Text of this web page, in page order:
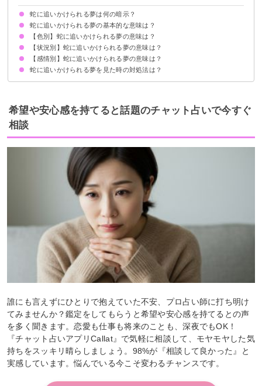
蛇に追いかけられる夢は何の暗示？
蛇に追いかけられる夢の基本的な意味は？
人間関係のトラブルを暗示
色/状況/感情で意味が決まる
【色別】蛇に追いかけられる夢の意味は？
黒い蛇に追いかけられる夢【凶夢】
白蛇に追いかけられる夢【警告夢】
黄色い蛇に追いかけられる夢【警告夢】
青い蛇に追いかけられる夢【警告夢】
ピンク色の蛇に追いかけられる夢【警告夢】
赤い蛇に追いかけられる夢【警告夢】
灰色の蛇に追いかけられる夢【警告夢】
金色の蛇に追いかけられる夢【警告夢】
【状況別】蛇に追いかけられる夢の意味は？
蛇に追いかけられて逃げる夢【警告夢】
蛇に追いかけられて逃げ切れた夢【吉夢】
蛇に追いかけられて戦う夢【願望夢】
蛇に追いかけられて噛みつかれた夢【警告夢】
蛇に追いかけられて殺す夢【吉夢】
蛇に追いかけられて食べられる夢【警告夢】
蛇に追いかけられて巻きつかれた夢【凶夢】
【感情別】蛇に追いかけられる夢の意味は？
蛇に追いかけられて怖い夢【警告夢】
蛇に追いかけられて驚いた夢【警告夢】
蛇に追いかけられて気持ち悪い夢【警告夢】
蛇に追いかけられる夢を見た時の対処法は？
周囲の人とのコミュニケーションに注意を払う
警告夢や凶夢の内容を人に話す
希望や安心感を持てると話題のチャット占いで今すぐ
相談
誰にも言えずにひとりで抱えていた不安、プロ占い師に打ち明け
てみませんか？鑑定をしてもらうと希望や安心感を持てるとの声
を多く聞きます。恋愛も仕事も将来のことも、深夜でもOK！
『チャット占いアプリCallat』で気軽に相談して、モヤモヤした気
持ちをスッキリ晴らしましょう。98%が『相談して良かった』と
実感しています。悩んでいる今こそ変わるチャンスです。